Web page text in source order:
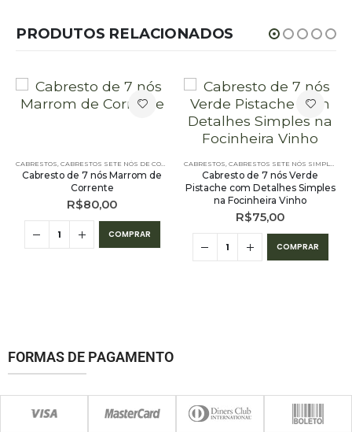
PRODUTOS RELACIONADOS
PE – CABRESTOS,PE – CABRESTOS - 7 NÓS SIMPLES
CABRESTOS, CABRESTOS SETE NÓS DE CORRENTE
Cabresto de 7 nós Marrom de
Corrente
R$80,00
COMPRAR
CABRESTOS, CABRESTOS SETE NÓS SIMPLES
Cabresto de 7 nós Verde
Pistache com Detalhes Simples
na Focinheira Vinho
R$75,00
COMPRAR
FORMAS DE PAGAMENTO